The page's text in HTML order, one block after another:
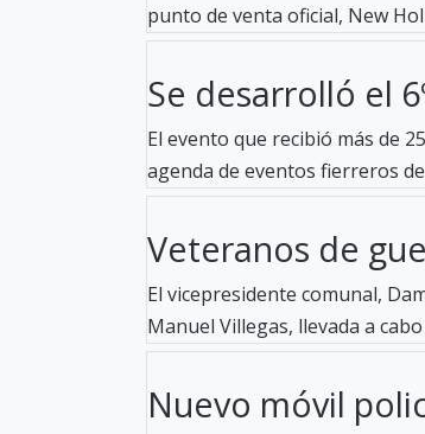
punto de venta oficial, New
Se desarrolló el
El evento que recibió más de
agenda de eventos fierreros
Veteranos de
El vicepresidente comunal,
Manuel Villegas, llevada a
Nuevo móvil